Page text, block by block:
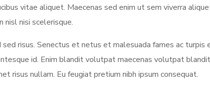
vitae aliquet. Maecenas sed enim ut sem viverra
nisl nisi scelerisque.
risus. Senectus et netus et malesuada fames ac
id. Enim blandit volutpat maecenas volutpat
risus nullam. Eu feugiat pretium nibh ipsum consequat.